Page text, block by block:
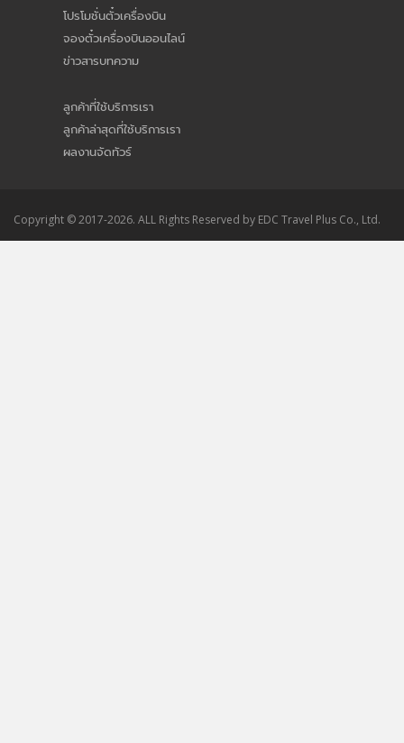
โปรโมชั่นตั๋วเครื่องบิน
จองตั๋วเครื่องบินออนไลน์
ข่าวสารบทความ
ลูกค้าที่ใช้บริการเรา
ลูกค้าล่าสุดที่ใช้บริการเรา
ผลงานจัดทัวร์
Copyright © 2017-2026. ALL Rights Reserved by EDC Travel Plus Co., Ltd.